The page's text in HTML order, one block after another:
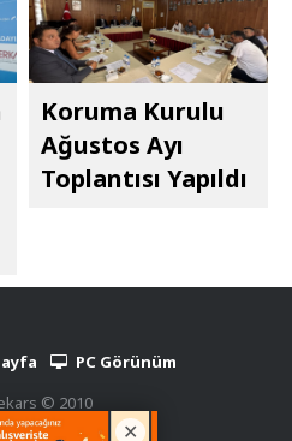
Koruma Kurulu
Ağustos Ayı
Toplantısı Yapıldı
PC Görünüm
© 2010
Scripti